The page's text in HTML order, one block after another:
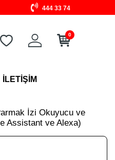
444 33 74
0
İLETİŞİM
İzi Okuyucu ve
Assistant ve Alexa)